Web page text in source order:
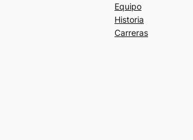
Equipo
Historia
Carreras